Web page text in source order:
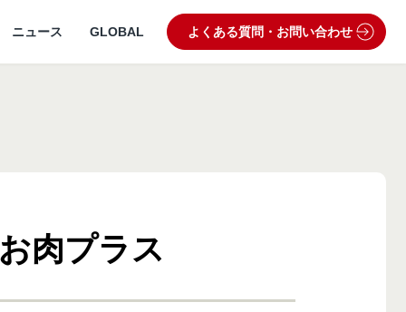
製品・品質管理 動物病院専用フード
ぶつ病院宅配便
狂犬病予防
理念・ビジョン
ニュース GLOBAL よくある質問・お問い合わせ
肉プラス